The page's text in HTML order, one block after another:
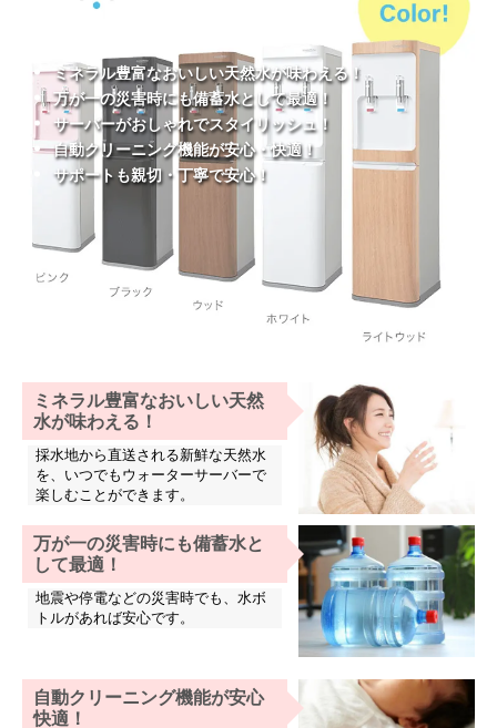
ミネラル豊富なおいしい天然水が味わえる！
万が一の災害時にも備蓄水として最適！
サーバーがおしゃれでスタイリッシュ！
自動クリーニング機能が安心・快適！
サポートも親切・丁寧で安心！
ミネラル豊富なおいしい天然
水が味わえる！
採水地から直送される新鮮な天然水
を、いつでもウォーターサーバーで
楽しむことができます。
万が一の災害時にも備蓄水と
して最適！
地震や停電などの災害時でも、水ボ
トルがあれば安心です。
自動クリーニング機能が安心
快適！